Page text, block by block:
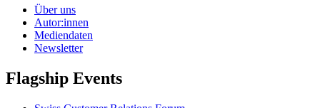
Über uns
Autor:innen
Mediendaten
Newsletter
Flagship Events